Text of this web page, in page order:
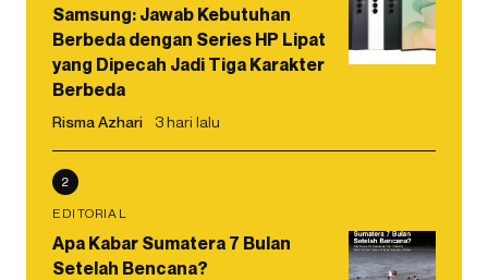
Samsung: Jawab Kebutuhan
Berbeda dengan Series HP Lipat
yang Dipecah Jadi Tiga Karakter
Berbeda
Risma Azhari 3 hari lalu
2
EDITORIAL
Apa Kabar Sumatera 7 Bulan
Setelah Bencana?